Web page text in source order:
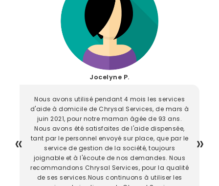
Jocelyne P.
Nous avons utilisé pendant 4 mois les services
d'aide à domicile de Chrysal Services, de mars à
juin 2021, pour notre maman âgée de 93 ans.
Nous avons été satisfaites de l'aide dispensée,
tant par le personnel envoyé sur place, que par le
service de gestion de la société, toujours
joignable et à l'écoute de nos demandes. Nous
recommandons Chrysal Services, pour la qualité
de ses services.Nous continuons à utiliser les